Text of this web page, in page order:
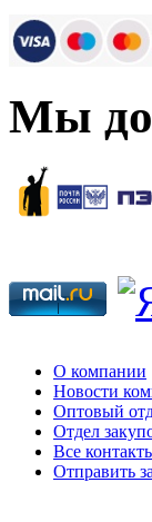
Мы
О компании
Новости
Оптовый
Отдел
Все
Отправить